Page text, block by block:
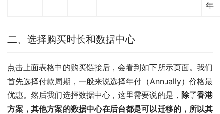
年
二、选择购买时长和数据中心
点击上面表格中的购买链接后，会看到如下所示页面。我们
首先选择付款周期，一般来说选择年付（Annually）价格最
优惠。然后我们选择数据中心，这里需要说的是， 除了香港
方案，其他方案的数据中心在后台都是可以迁移的，所以其